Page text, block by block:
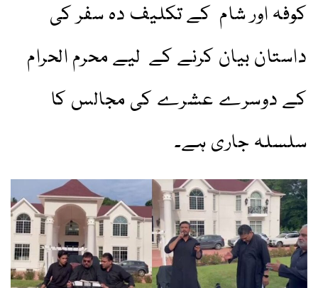
کوفہ اور شام کے تکلیف دہ سفر کی
داستان بیان کرنے کے لیے محرم الحرام
کے دوسرے عشرے کی مجالس کا
سلسلہ جاری ہے۔